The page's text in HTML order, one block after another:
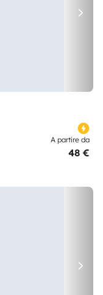
A partire da
48 €